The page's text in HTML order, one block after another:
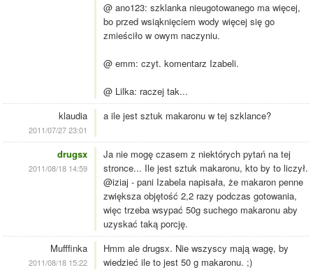
@ ano123: szklanka nieugotowanego ma więcej,
bo przed wsiąknięciem wody więcej się go
zmieściło w owym naczyniu.
@ emm: czyt. komentarz Izabeli.
@ Lilka: raczej tak...
klaudia
2011/07/27 23:01
a ile jest sztuk makaronu w tej szklance?
drugsx
2011/08/18 14:59
Ja nie mogę czasem z niektórych pytań na tej
stronce... Ile jest sztuk makaronu, kto by to liczył.
@iziaj - pani Izabela napisała, że makaron penne
zwiększa objętość 2,2 razy podczas gotowania,
więc trzeba wsypać 50g suchego makaronu aby
uzyskać taką porcję.
Mufffinka
2011/08/18 15:22
Hmm ale drugsx. Nie wszyscy mają wagę, by
wiedzieć ile to jest 50 g makaronu. ;)